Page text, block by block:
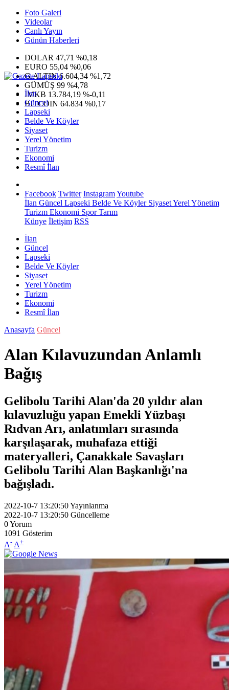
Foto Galeri
Videolar
Canlı Yayın
Günün Haberleri
DOLAR 47,71 %0,18
EURO 55,04 %0,06
G.ALTIN6.604,34 %1,72
GÜMÜŞ 99 %4,78
IMKB 13.784,19 %-0,11
BITCOIN 64.834 %0,17
İlan
Güncel
Lapseki
Belde Ve Köyler
Siyaset
Yerel Yönetim
Turizm
Ekonomi
Resmî İlan
Facebook Twitter InstagramYoutube
İlan Güncel Lapseki Belde Ve KöylerSiyasetYerel Yönetim
Turizm Ekonomi SporTarım
Künye İletişim RSS
İlan
Güncel
Lapseki
Belde Ve Köyler
Siyaset
Yerel Yönetim
Turizm
Ekonomi
Resmî İlan
Anasayfa Güncel
Alan Kılavuzundan Anlamlı
Bağış
Gelibolu Tarihi Alan'da 20 yıldır alan
kılavuzluğu yapan Emekli Yüzbaşı
Rıdvan Arı, anlatımları sırasında
karşılaşarak, muhafaza ettiği
materyalleri, Çanakkale Savaşları
Gelibolu Tarihi Alan Başkanlığı'na
bağışladı.
2022-10-7 13:20:50Yayınlanma
2022-10-7 13:20:50 Güncelleme
0Yorum
1091 Gösterim
A- A+